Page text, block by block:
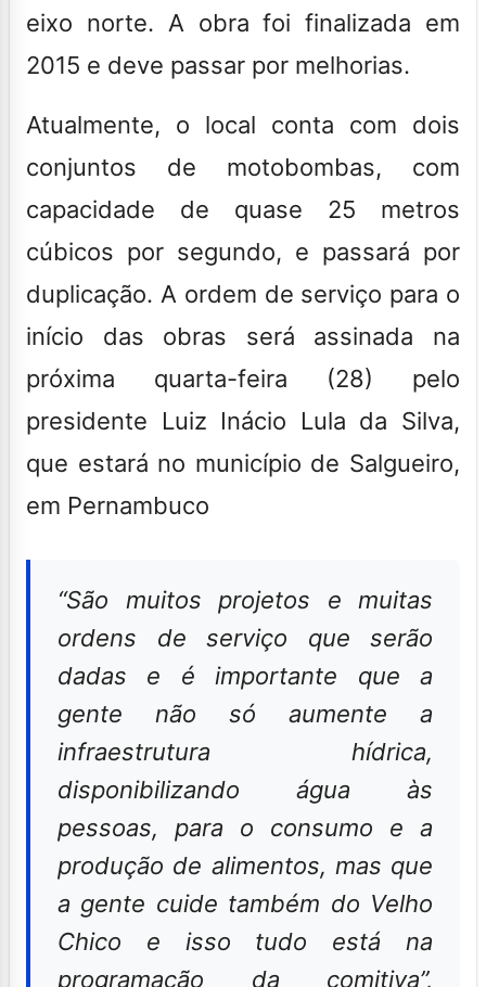
eixo norte. A obra foi finalizada em
2015 e deve passar por melhorias.
Atualmente, o local conta com dois
conjuntos de motobombas, com
capacidade de quase 25 metros
cúbicos por segundo, e passará por
duplicação. A ordem de serviço para o
início das obras será assinada na
próxima quarta-feira (28) pelo
presidente Luiz Inácio Lula da Silva,
que estará no município de Salgueiro,
em Pernambuco
“São muitos projetos e muitas
ordens de serviço que serão
dadas e é importante que a
gente não só aumente a
infraestrutura hídrica,
disponibilizando água às
pessoas, para o consumo e a
produção de alimentos, mas que
a gente cuide também do Velho
Chico e isso tudo está na
programação da comitiva”,